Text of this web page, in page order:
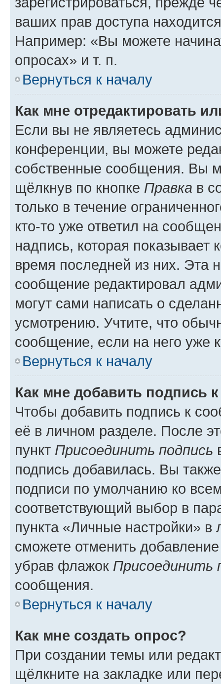
ваших прав доступа
Например: «Вы можете
опросах» и т. п.
Вернуться к началу
Как мне отредактировать
Если вы не являетесь
конференции, вы можете
собственные сообщения. Вы
щёлкнув по кнопке Правка в
только в течение
кто-то уже ответил на
надпись, которая показывает
время последней из них. Эта
сообщение редактировал
могут сами написать о
усмотрению. Учтите, что
сообщение, если на него уже
Вернуться к началу
Как мне добавить подпись
Чтобы добавить подпись к
её в личном разделе. После
пункт Присоединить подпись
подпись добавилась. Вы
подписи по умолчанию ко
соответствующий выбор в
пункта «Личные настройки»
сможете отменить
убрав флажок Присоединить
сообщения.
Вернуться к началу
Как мне создать опрос?
При создании темы или
щёлкните на закладке или